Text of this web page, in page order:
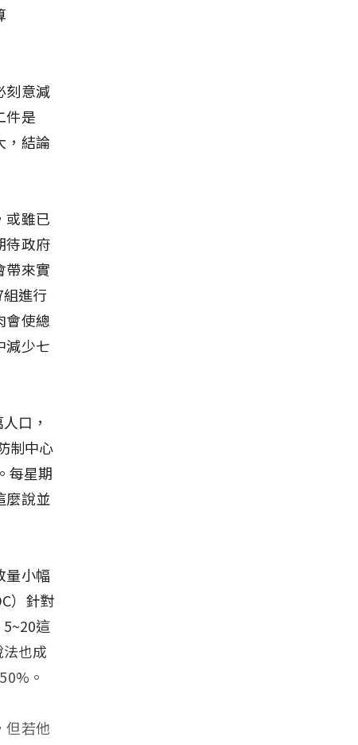
刻意減
件是
，結論
或雖已
待政府
帶來實
進行
會使總
減少七
口，
制中心
每星期
麼說並
量小幅
）針對
這
也成
。
但若他